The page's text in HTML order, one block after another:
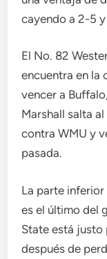
cayendo a 2-5
El No. 82
encuentra en la
vencer a
Marshall salta
contra WMU y
pasada.
La parte
es el último del
State está justo
después de